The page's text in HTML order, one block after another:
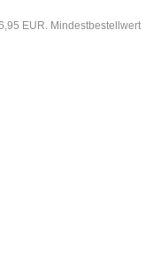
EUR. Mindestbestellwert